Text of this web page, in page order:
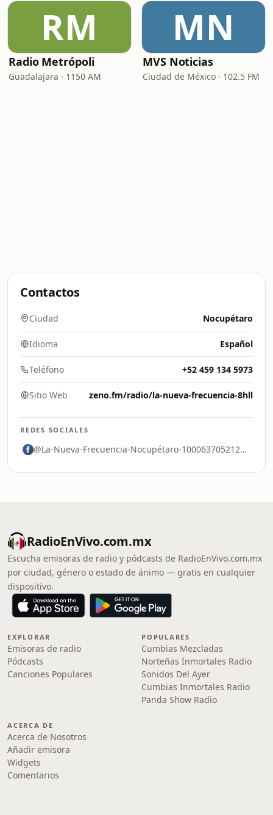
RM
Radio Metrópoli
Guadalajara · 1150 AM
MN
MVS Noticias
Ciudad de México · 102.5 FM
Contactos
Ciudad Nocupétaro
Idioma Español
Teléfono +52 459 134 5973
Sitio Web zeno.fm/radio/la-nueva-frecuencia-8hll
REDES SOCIALES
@La-Nueva-Frecuencia-Nocupétaro-100063705212580
RadioEnVivo.com.mx
Escucha emisoras de radio y pódcasts de RadioEnVivo.com.mx
por ciudad, género o estado de ánimo — gratis en cualquier
dispositivo.
EXPLORAR
Emisoras de radio
Pódcasts
Canciones Populares
POPULARES
Cumbias Mezcladas
Norteñas Inmortales Radio
Sonidos Del Ayer
Cumbias Inmortales Radio
Panda Show Radio
ACERCA DE
Acerca de Nosotros
Añadir emisora
Widgets
Comentarios